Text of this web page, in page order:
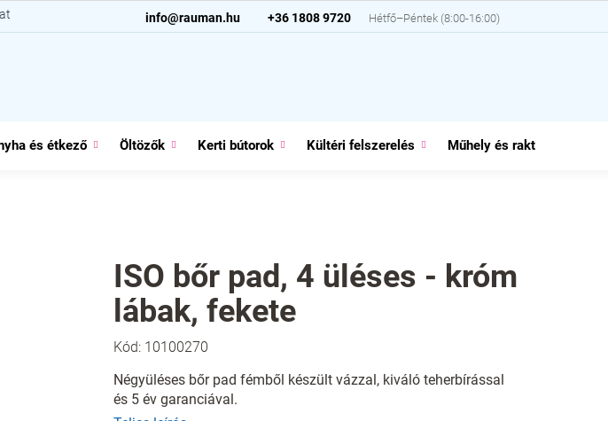
+36 1808 9720
info@rauman.hu
és étkező Öltözők Kerti bútorok Kültéri felszerelés Műhely és raktár
ISO bőr pad, 4 üléses - króm
lábak, fekete
Kód: 10100270
Négyüléses bőr pad fémből készült vázzal, kiváló teherbírással
és 5 év garanciával.